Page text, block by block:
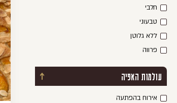
חלבי
טבעוני
ללא גלוטן
פרווה
כפתור פתיחת / סגירת מסנן
עולמות האפיה
אירוח בהפתעה